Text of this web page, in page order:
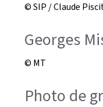
© SIP / Claude
Georges
© MT
Photo de